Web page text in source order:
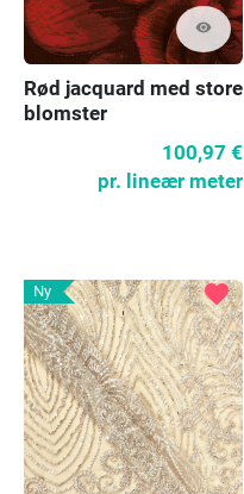
visibility
Rød jacquard med store
blomster
100,97 €
pr. lineær meter
Ny favorite